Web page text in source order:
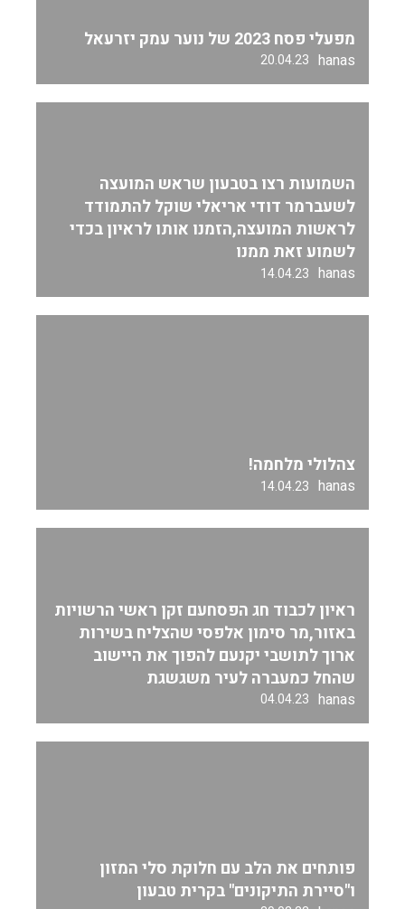
מפעלי פסח 2023 של נוער עמק יזרעאל
hanas
20.04.23
השמועות רצו בטבעון שראש המועצה
לשעברמר דודי אריאלי שוקל להתמודד
לראשות המועצה,הזמנו אותו לראיון בכדי
לשמוע זאת ממנו
hanas
14.04.23
צהלולי מלחמה!
hanas
14.04.23
ראיון לכבוד חג הפסחעם זקן ראשי הרשויות
באזור,מר סימון אלפסי שהצליח בשירות
ארוך לתושבי יקנעם להפוך את היישוב
שהחל כמעברה לעיר משגשגת
hanas
04.04.23
פותחים את הלב עם חלוקת סלי המזון
ו"סיירת התיקונים" בקרית טבעון